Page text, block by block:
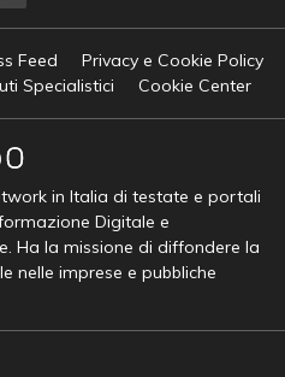
Feed
Privacy e Cookie Policy
Specialistici
Cookie Center
in Italia di testate e portali
Digitale e
Ha la missione di diffondere la
nelle imprese e pubbliche